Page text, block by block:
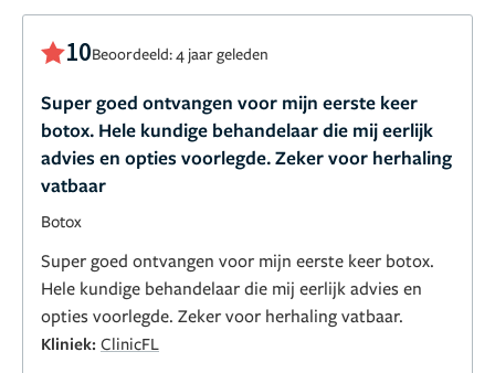
10Beoordeeld: 4 jaar geleden
Super goed ontvangen voor mijn eerste keer
botox. Hele kundige behandelaar die mij eerlijk
advies en opties voorlegde. Zeker voor herhaling
vatbaar
Botox
Super goed ontvangen voor mijn eerste keer botox.
Hele kundige behandelaar die mij eerlijk advies en
opties voorlegde. Zeker voor herhaling vatbaar.
Kliniek: ClinicFL